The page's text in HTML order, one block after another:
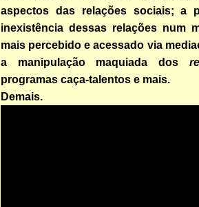
aspectos das relações sociais; a
inexistência dessas relações num
mais percebido e acessado via
a manipulação maquiada dos
programas caça-talentos e mais.
Demais.